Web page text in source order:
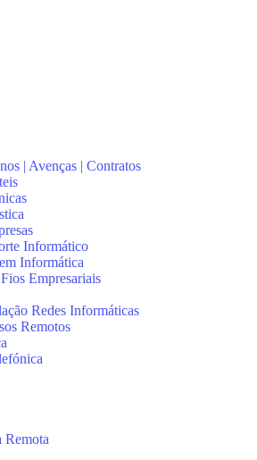
| Avenças | Contratos
Informático
Informática
Empresariais
Redes Informáticas
Remotos
Remota